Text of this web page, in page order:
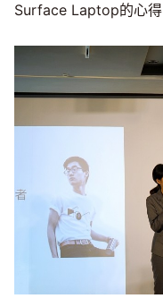
Surface Laptop的心得